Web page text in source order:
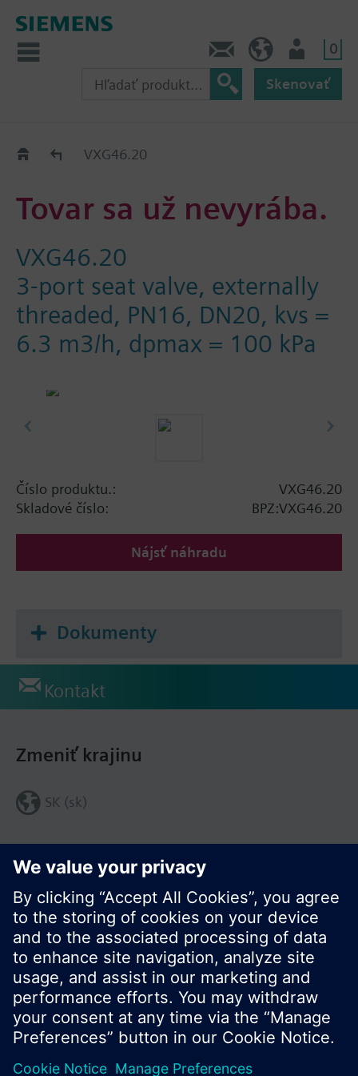
0
Skenovať
Old2NewVXG46.20
Tovar sa už nevyrába.
VXG46.20
3-port seat valve, externally
threaded, PN16, DN20, kvs =
6.3 m3/h, dpmax = 100 kPa
Číslo produktu.:
VXG46.20
Skladové číslo:
BPZ:VXG46.20
Nájsť náhradu
Dokumenty
Kontakt
Zdieľať túto stránku:
Zmeniť krajinu
SK (sk)
© Siemens Switzerland Ltd. 2016